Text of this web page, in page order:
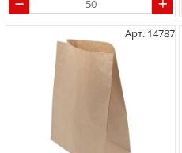
Арт. 14787